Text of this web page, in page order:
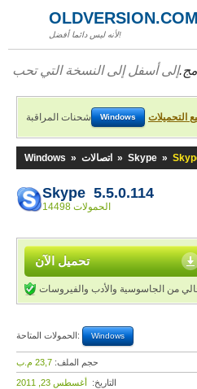
OLDVERSION.COM
لأنه ليس دائما أفضل!
شحنات المراقبة Windows التحميلات
Windows » اتصالات » Skype »
Skype 5.5.0.114
14498 الحمولات
تحميل الآن
من الجاسوسية والأدب والفيروسات
الحمولات المتاحة: Windows
حجم الملف: 23,7 م.ب
التاريخ: أغسطس 23, 2011